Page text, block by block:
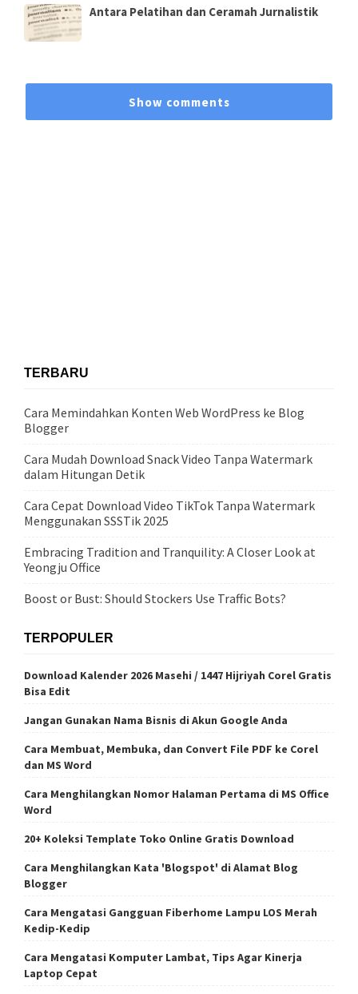
Antara Pelatihan dan Ceramah Jurnalistik
Show comments
TERBARU
Cara Memindahkan Konten Web WordPress ke Blog
Blogger
Cara Mudah Download Snack Video Tanpa Watermark
dalam Hitungan Detik
Cara Cepat Download Video TikTok Tanpa Watermark
Menggunakan SSSTik 2025
Embracing Tradition and Tranquility: A Closer Look at
Yeongju Office
Boost or Bust: Should Stockers Use Traffic Bots?
TERPOPULER
Download Kalender 2026 Masehi / 1447 Hijriyah Corel Gratis
Bisa Edit
Jangan Gunakan Nama Bisnis di Akun Google Anda
Cara Membuat, Membuka, dan Convert File PDF ke Corel
dan MS Word
Cara Menghilangkan Nomor Halaman Pertama di MS Office
Word
20+ Koleksi Template Toko Online Gratis Download
Cara Menghilangkan Kata 'Blogspot' di Alamat Blog
Blogger
Cara Mengatasi Gangguan Fiberhome Lampu LOS Merah
Kedip-Kedip
Cara Mengatasi Komputer Lambat, Tips Agar Kinerja
Laptop Cepat